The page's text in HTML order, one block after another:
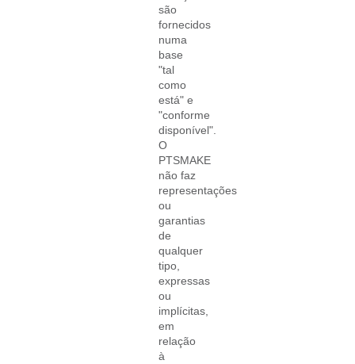
são
fornecidos
numa
base
"tal
como
está" e
"conforme
disponível".
O
PTSMAKE
não faz
representações
ou
garantias
de
qualquer
tipo,
expressas
ou
implícitas,
em
relação
à